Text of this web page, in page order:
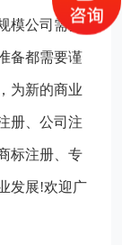
模公司需要
备都需要谨
为新的商业
册、公司注
标注册、专
发展!欢迎广